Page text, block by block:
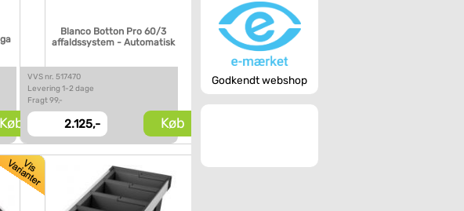
Køb
Blanco Botton Pro 60/3
affaldssystem - Automatisk
VVS nr. 517470
Levering 1-2 dage
Fragt 99,-
2.125,- Køb
Godkendt webshop